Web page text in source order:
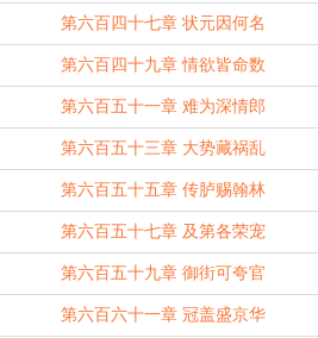
第六百四十七章 状元因何名
第六百四十九章 情欲皆命数
第六百五十一章 难为深情郎
第六百五十三章 大势藏祸乱
第六百五十五章 传胪赐翰林
第六百五十七章 及第各荣宠
第六百五十九章 御街可夸官
第六百六十一章 冠盖盛京华